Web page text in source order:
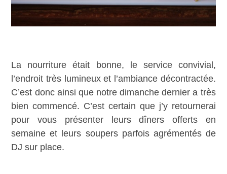
La nourriture était bonne, le service convivial,
l’endroit très lumineux et l’ambiance décontractée.
C’est donc ainsi que notre dimanche dernier a très
bien commencé. C’est certain que j’y retournerai
pour vous présenter leurs dîners offerts en
semaine et leurs soupers parfois agrémentés de
DJ sur place.